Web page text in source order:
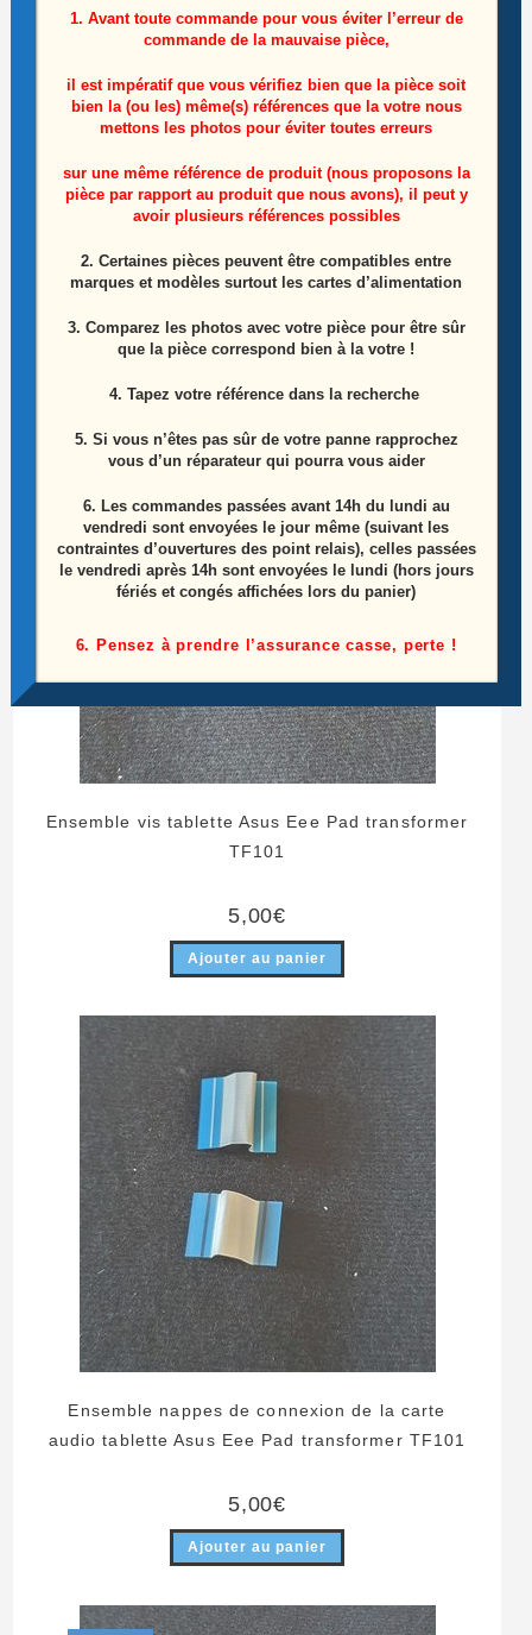
Nappe de connexion de la carte de gestion de la
TF101
2,00€ Le
prix
initial
2,00€.
1,80€Le
prix
actuel
1,80€.
Ensemble vis tablette Asus Eee Pad transformer
TF101
5,00€
Ajouter au panier
Ensemble nappes de connexion de la carte
audio tablette Asus Eee Pad transformer TF101
5,00€
Ajouter au panier
1. Avant toute commande pour vous éviter l’erreur de
commande de la mauvaise pièce,
il est impératif que vous vérifiez bien que la pièce soit
bien la (ou les) même(s) références que la votre nous
mettons les photos pour éviter toutes erreurs
sur une même référence de produit (nous proposons la
pièce par rapport au produit que nous avons), il peut y
avoir plusieurs références possibles
2. Certaines pièces peuvent être compatibles entre
marques et modèles surtout les cartes d’alimentation
3. Comparez les photos avec votre pièce pour être sûr
que la pièce correspond bien à la votre !
4. Tapez votre référence dans la recherche
5. Si vous n’êtes pas sûr de votre panne rapprochez
vous d’un réparateur qui pourra vous aider
6. Les commandes passées avant 14h du lundi au
vendredi sont envoyées le jour même (suivant les
contraintes d’ouvertures des point relais), celles passées
le vendredi après 14h sont envoyées le lundi (hors jours
fériés et congés affichées lors du panier)
6. Pensez à prendre l’assurance casse, perte !